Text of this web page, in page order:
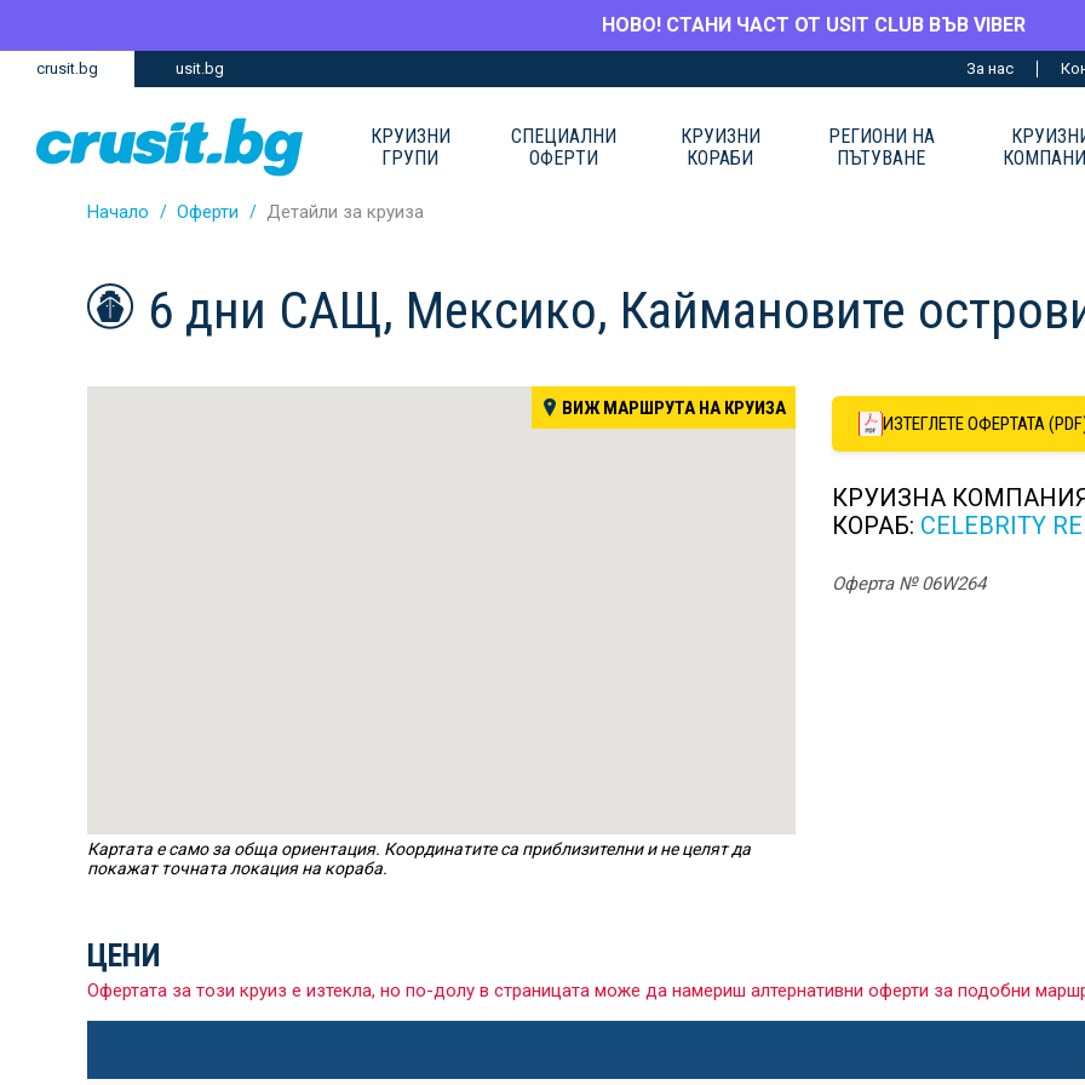
НОВО! СТАНИ ЧАСТ ОТ USIT CLUB ВЪВ VIBER
Премини
съдържание
Премини
crusit.bg usit.bg За нас
КРУИЗНИ
ГРУПИ
СПЕЦИАЛНИ
ОФЕРТИ
КРУИЗНИ
КОРАБИ
РЕГИОНИ НА
ПЪТУВАНЕ
Начало Оферти Детайли за круиза
6 дни САЩ, Мексико, Каймановите
ВИЖ МАРШРУТА НА КРУИЗА
Картата е само за обща ориентация. Координатите са приблизителни и не целят да
покажат точната локация на кораба.
ИЗТЕГЛЕТЕ ОФЕРТАТА
КРУИЗНА
КОРАБ: CELEBRITY
Оферта № 06W264
ЦЕНИ
Офертата за този круиз е изтекла, но по-долу в страницата може да намериш алтернативни оферти за подобни